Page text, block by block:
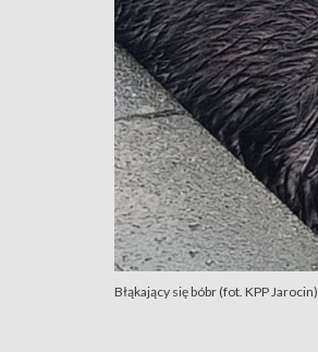
Błąkający się bóbr (fot. KPP Jarocin)